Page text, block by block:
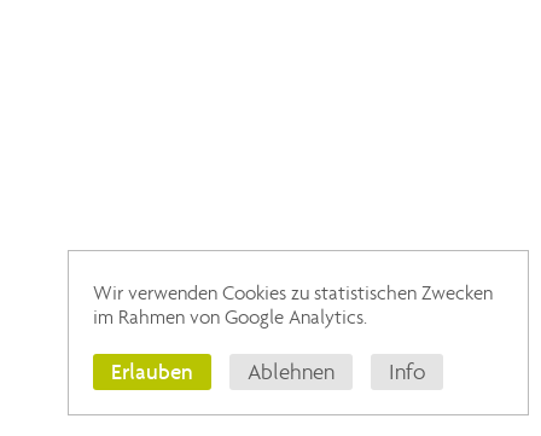
Wir verwenden Cookies zu statistischen Zwecken
im Rahmen von Google Analytics.
Erlauben Ablehnen Info